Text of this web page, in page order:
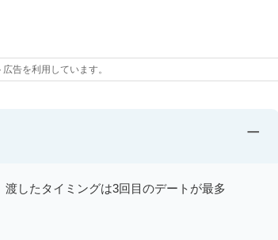
告を利用しています。
−
したタイミングは3回目のデートが最多